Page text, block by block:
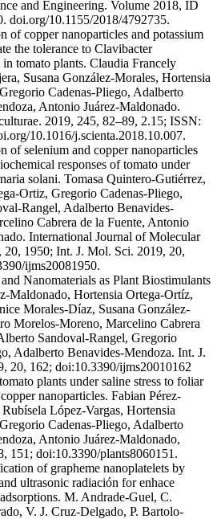
and Engineering. Volume 2018, ID
doi.org/10.1155/2018/4792735.
of copper nanoparticles and potassium
the tolerance to Clavibacter
in tomato plants. Claudia Francely
Susana González-Morales, Hortensia
Cadenas-Pliego, Adalberto
Antonio Juárez-Maldonado.
2019, 245, 82–89, 2.15; ISSN:
10.1016/j.scienta.2018.10.007.
of selenium and copper nanoparticles
responses of tomato under
solani. Tomasa Quintero-Gutiérrez,
Ortiz, Gregorio Cadenas-Pliego,
Rangel, Adalberto Benavides-
Cabrera de la Fuente, Antonio
International Journal of Molecular
20, 1950; Int. J. Mol. Sci. 2019, 20,
ijms20081950.
Nanomaterials as Plant Biostimulants
Maldonado, Hortensia Ortega-Ortíz,
Morales-Díaz, Susana González-
Morelos-Moreno, Marcelino Cabrera
Sandoval-Rangel, Gregorio
Adalberto Benavides-Mendoza. Int. J.
20, 162; doi:10.3390/ijms20010162
plants under saline stress to foliar
nanoparticles. Fabian Pérez-
López-Vargas, Hortensia
Cadenas-Pliego, Adalberto
Antonio Juárez-Maldonado,
151; doi:10.3390/plants8060151.
of grapheme nanoplatelets by
ultrasonic radiación for enhace
M. Andrade-Guel, C.
V. J. Cruz-Delgado, P. Bartolo-